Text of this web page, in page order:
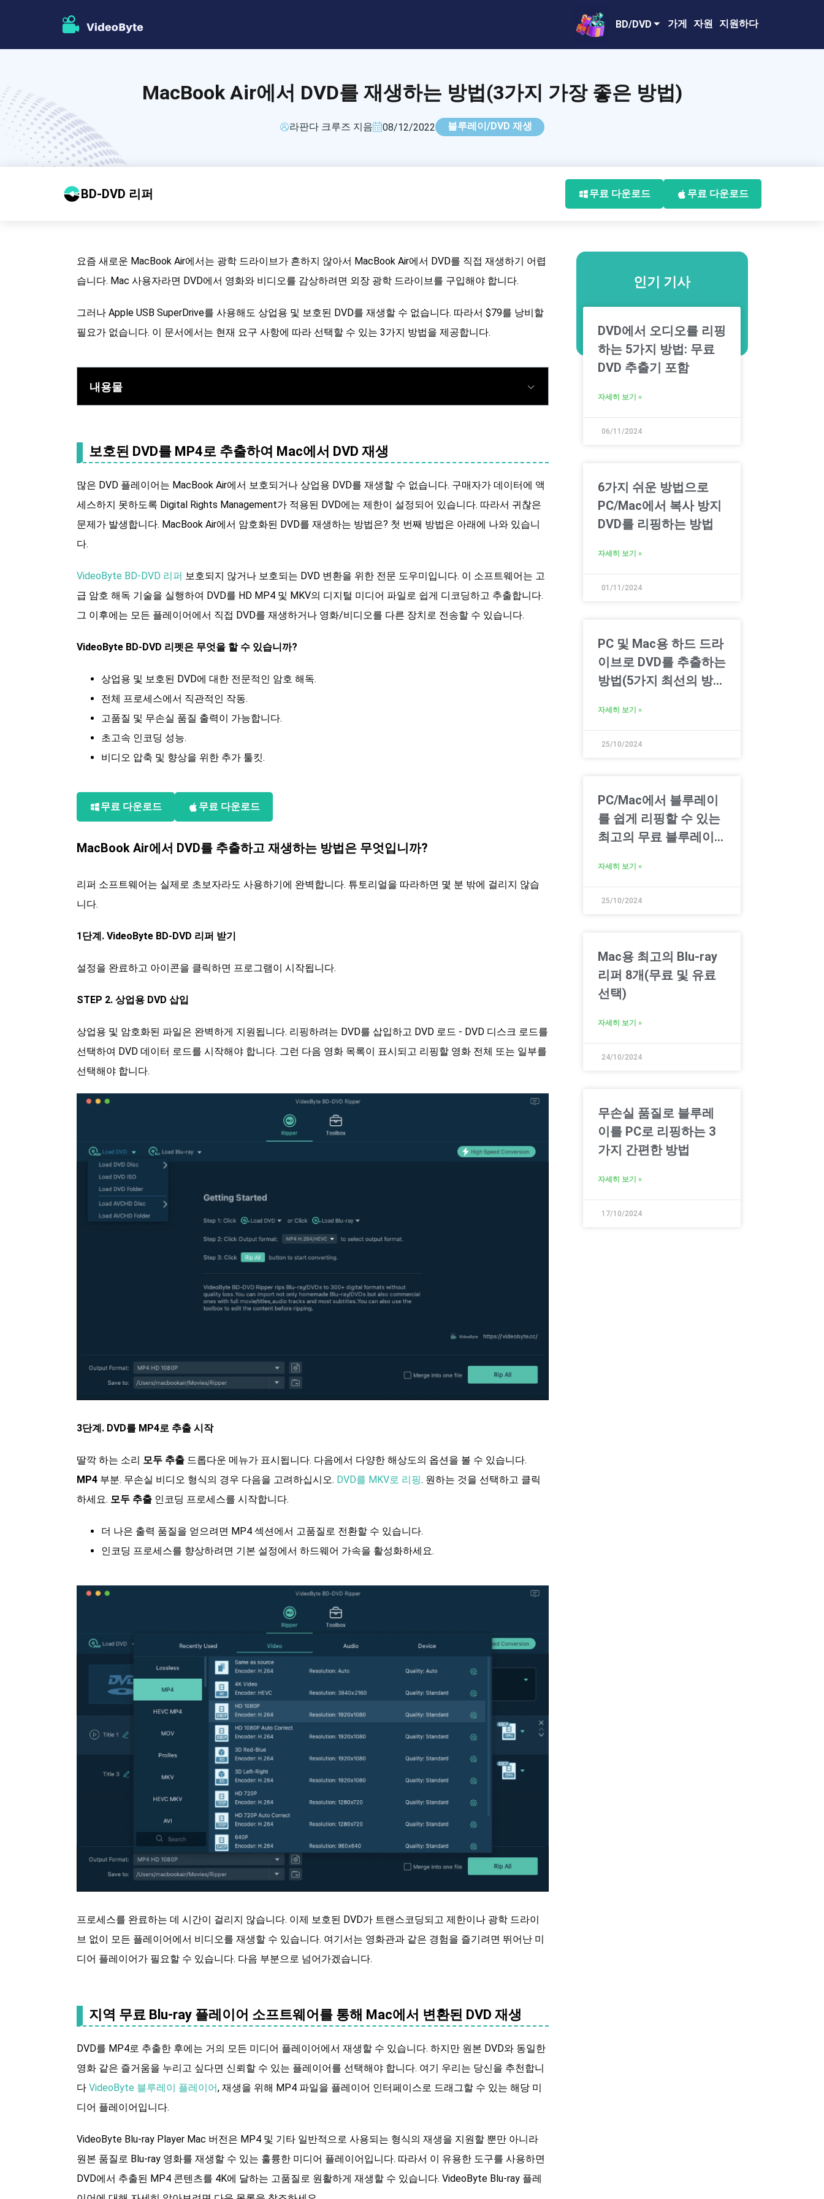
BD/DVD 가게 자원 지원하다
MacBook Air에서 DVD를 재생하는 방법(3가지 가장 좋은 방법)
라판다 크루즈 지음 08/12/2022 블루레이/DVD 재생
BD-DVD 리퍼 무료 다운로드 무료 다운로드
요즘 새로운 MacBook Air에서는 광학 드라이브가 흔하지 않아서 MacBook Air에서 DVD를 직접 재생하기 어렵
습니다. Mac 사용자라면 DVD에서 영화와 비디오를 감상하려면 외장 광학 드라이브를 구입해야 합니다.
그러나 Apple USB SuperDrive를 사용해도 상업용 및 보호된 DVD를 재생할 수 없습니다. 따라서 $79를 낭비할
필요가 없습니다. 이 문서에서는 현재 요구 사항에 따라 선택할 수 있는 3가지 방법을 제공합니다.
내용물
보호된 DVD를 MP4로 추출하여 Mac에서 DVD 재생
많은 DVD 플레이어는 MacBook Air에서 보호되거나 상업용 DVD를 재생할 수 없습니다. 구매자가 데이터에 액
세스하지 못하도록 Digital Rights Management가 적용된 DVD에는 제한이 설정되어 있습니다. 따라서 귀찮은
문제가 발생합니다. MacBook Air에서 암호화된 DVD를 재생하는 방법은? 첫 번째 방법은 아래에 나와 있습니
다.
VideoByte BD-DVD 리퍼 보호되지 않거나 보호되는 DVD 변환을 위한 전문 도우미입니다. 이 소프트웨어는 고
급 암호 해독 기술을 실행하여 DVD를 HD MP4 및 MKV의 디지털 미디어 파일로 쉽게 디코딩하고 추출합니다.
그 이후에는 모든 플레이어에서 직접 DVD를 재생하거나 영화/비디오를 다른 장치로 전송할 수 있습니다.
VideoByte BD-DVD 리펫은 무엇을 할 수 있습니까?
상업용 및 보호된 DVD에 대한 전문적인 암호 해독.
전체 프로세스에서 직관적인 작동.
고품질 및 무손실 품질 출력이 가능합니다.
초고속 인코딩 성능.
비디오 압축 및 향상을 위한 추가 툴킷.
무료 다운로드 무료 다운로드
MacBook Air에서 DVD를 추출하고 재생하는 방법은 무엇입니까?
리퍼 소프트웨어는 실제로 초보자라도 사용하기에 완벽합니다. 튜토리얼을 따라하면 몇 분 밖에 걸리지 않습
니다.
1단계. VideoByte BD-DVD 리퍼 받기
설정을 완료하고 아이콘을 클릭하면 프로그램이 시작됩니다.
STEP 2. 상업용 DVD 삽입
상업용 및 암호화된 파일은 완벽하게 지원됩니다. 리핑하려는 DVD를 삽입하고 DVD 로드 - DVD 디스크 로드를
선택하여 DVD 데이터 로드를 시작해야 합니다. 그런 다음 영화 목록이 표시되고 리핑할 영화 전체 또는 일부를
선택해야 합니다.
3단계. DVD를 MP4로 추출 시작
딸깍 하는 소리 모두 추출 드롭다운 메뉴가 표시됩니다. 다음에서 다양한 해상도의 옵션을 볼 수 있습니다.
MP4부분. 무손실 비디오 형식의 경우 다음을 고려하십시오. DVD를 MKV로 리핑. 원하는 것을 선택하고 클릭
하세요. 모두 추출인코딩 프로세스를 시작합니다.
더 나은 출력 품질을 얻으려면 MP4 섹션에서 고품질로 전환할 수 있습니다.
인코딩 프로세스를 향상하려면 기본 설정에서 하드웨어 가속을 활성화하세요.
프로세스를 완료하는 데 시간이 걸리지 않습니다. 이제 보호된 DVD가 트랜스코딩되고 제한이나 광학 드라이
브 없이 모든 플레이어에서 비디오를 재생할 수 있습니다. 여기서는 영화관과 같은 경험을 즐기려면 뛰어난 미
디어 플레이어가 필요할 수 있습니다. 다음 부분으로 넘어가겠습니다.
지역 무료 Blu-ray 플레이어 소프트웨어를 통해 Mac에서 변환된 DVD 재생
DVD를 MP4로 추출한 후에는 거의 모든 미디어 플레이어에서 재생할 수 있습니다. 하지만 원본 DVD와 동일한
영화 같은 즐거움을 누리고 싶다면 신뢰할 수 있는 플레이어를 선택해야 합니다. 여기 우리는 당신을 추천합니
다 VideoByte 블루레이 플레이어, 재생을 위해 MP4 파일을 플레이어 인터페이스로 드래그할 수 있는 해당 미
디어 플레이어입니다.
VideoByte Blu-ray Player Mac 버전은 MP4 및 기타 일반적으로 사용되는 형식의 재생을 지원할 뿐만 아니라
원본 품질로 Blu-ray 영화를 재생할 수 있는 훌륭한 미디어 플레이어입니다. 따라서 이 유용한 도구를 사용하면
DVD에서 추출된 MP4 콘텐츠를 4K에 달하는 고품질로 원활하게 재생할 수 있습니다. VideoByte Blu-ray 플레
인기 기사
DVD에서 오디오를 리핑
하는 5가지 방법: 무료
DVD 추출기 포함
자세히 보기 »
06/11/2024
6가지 쉬운 방법으로
PC/Mac에서 복사 방지
DVD를 리핑하는 방법
자세히 보기 »
01/11/2024
PC 및 Mac용 하드 드라
이브로 DVD를 추출하는
방법(5가지 최선의 방
자세히 보기 »
25/10/2024
PC/Mac에서 블루레이
를 쉽게 리핑할 수 있는
최고의 무료 블루레이
자세히 보기 »
25/10/2024
Mac용 최고의 Blu-ray
리퍼 8개(무료 및 유료
선택)
자세히 보기 »
24/10/2024
무손실 품질로 블루레
이를 PC로 리핑하는 3
가지 간편한 방법
자세히 보기 »
17/10/2024